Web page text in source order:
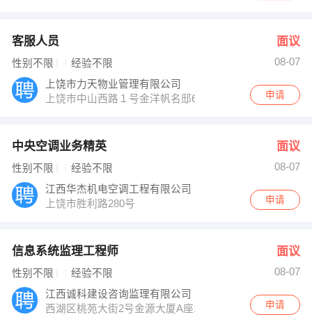
客服人员 面议
性别不限 经验不限
08-07
上饶市力天物业管理有限公司
上饶市中山西路１号金洋帆名邸603室
申请
中央空调业务精英 面议
性别不限 经验不限
08-07
江西华杰机电空调工程有限公司
上饶市胜利路280号
申请
信息系统监理工程师 面议
性别不限 经验不限
08-07
江西诚科建设咨询监理有限公司
西湖区桃苑大街2号金源大厦A座14-15层
申请